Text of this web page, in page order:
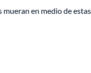
en medio de estas